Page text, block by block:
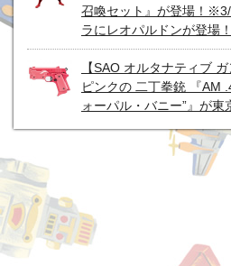
召喚セット』が登場！
ラにレオパルドンが登場！
【SAO オルタナティブ
ピンクの 二丁拳銃 『AM
ォーパル・バニー”』が東